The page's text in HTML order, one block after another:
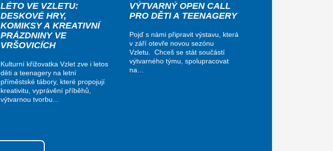
LÉTO VE VZLETU:
DESKOVÉ HRY,
KOMIKSY A KREATIVNÍ
PRÁZDNINY VE
VRŠOVICÍCH
Kulturní křižovatka Vzlet zve i letos
děti a teenagery na letní
příměstské tábory, které propojují
kreativitu, vyprávění příběhů,
výtvarnou tvorbu…
VÝTVARNÝ OPEN CALL
PRO DĚTI A TEENAGERY
Pojď s námi připravit výstavu, která
v září otevře novou sezónu
Vzletu. Chceš se stát součástí
výtvarného týmu, spolupracovat
na…